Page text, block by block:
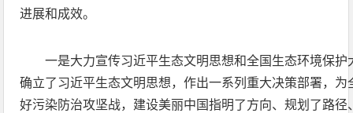
进展和成效。
一是大力宣传习近平生态文明思想和全国生态环境保
确立了习近平生态文明思想，作出一系列重大决策部署，
好污染防治攻坚战，建设美丽中国指明了方向、规划了路